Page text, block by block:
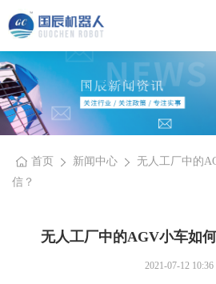
首页 新闻中心
无人工厂中的
信？
无人工厂中的AGV小车如
2021-07-12 10:36